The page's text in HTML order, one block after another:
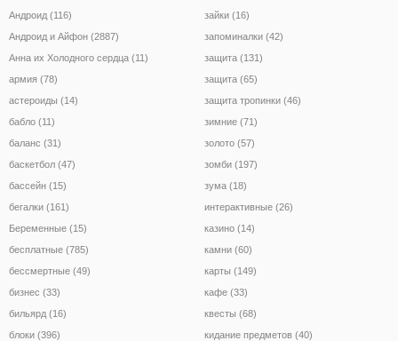
Андроид (116)
Андроид и Айфон (2887)
Анна их Холодного сердца (11)
армия (78)
астероиды (14)
бабло (11)
баланс (31)
баскетбол (47)
бассейн (15)
бегалки (161)
Беременные (15)
бесплатные (785)
бессмертные (49)
бизнес (33)
бильярд (16)
блоки (396)
зайки (16)
запоминалки (42)
защита (131)
защита (65)
защита тропинки (46)
зимние (71)
золото (57)
зомби (197)
зума (18)
интерактивные (26)
казино (14)
камни (60)
карты (149)
кафе (33)
квесты (68)
кидание предметов (40)